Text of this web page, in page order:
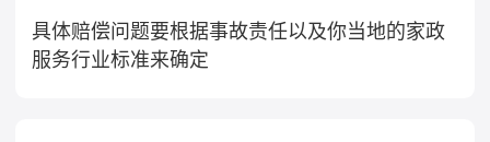
具体赔偿问题要根据事故责任以及你当地的家政
服务行业标准来确定